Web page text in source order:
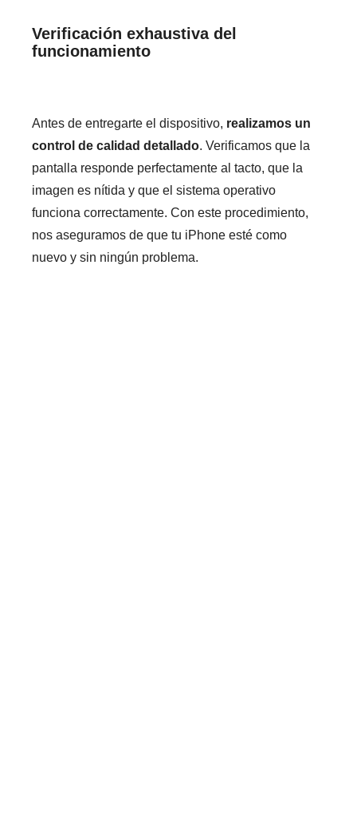
Verificación exhaustiva del
funcionamiento
Antes de entregarte el dispositivo, realizamos un
control de calidad detallado. Verificamos que la
pantalla responde perfectamente al tacto, que la
imagen es nítida y que el sistema operativo
funciona correctamente. Con este procedimiento,
nos aseguramos de que tu iPhone esté como
nuevo y sin ningún problema.